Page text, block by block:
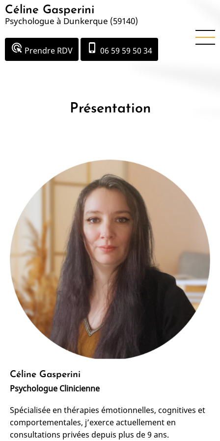
Aller
au
principal
Céline Gasperini
Psychologue à Dunkerque (59140)
ads_click Prendre RDV phone_iphone 06 59 59 50 34
Présentation
Céline Gasperini
Psychologue Clinicienne
Spécialisée en thérapies émotionnelles, cognitives et
comportementales, j’exerce actuellement en
consultations privées depuis plus de 9 ans.